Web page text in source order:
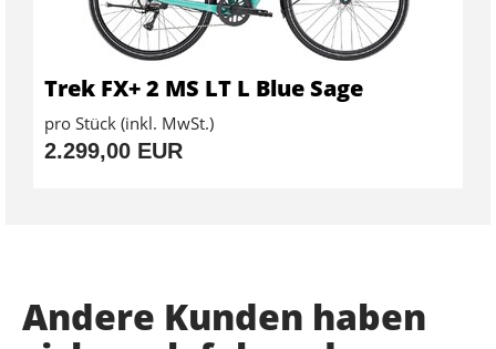
Trek FX+ 2 MS LT L Blue Sage
pro Stück (inkl. MwSt.)
2.299,00 EUR
Andere Kunden haben